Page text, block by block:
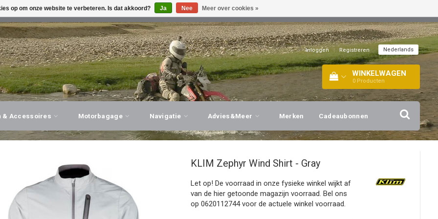
ADVIES, PERSOONLIJKE SERVICE! BEZOEK ONZE WINKEL!
Inloggen | Registreren Nederlands
WINKELWAGEN
0 Producten
& Accessoires Motorbagage Navigatie Advies&Meer Merken Cadeaubonnen
KLIM Zephyr Wind Shirt - Gray
Let op! De voorraad in onze fysieke winkel wijkt af
van de hier getoonde magazijn voorraad. Bel ons
op 0620112744 voor de actuele winkel voorraad.
op om onze website te verbeteren. Is dat akkoord? Ja Nee Meer over cookies »